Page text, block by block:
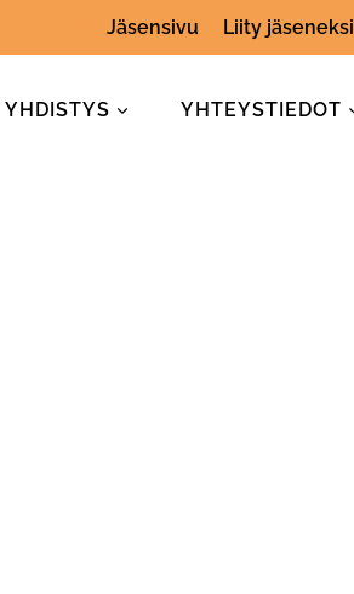
Jäsensivu Liity jäseneksi
YHDISTYS YHTEYSTIEDOT